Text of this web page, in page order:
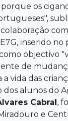
os
inserido no
objectivo
de
vida das
alunos do
Cabral,
e